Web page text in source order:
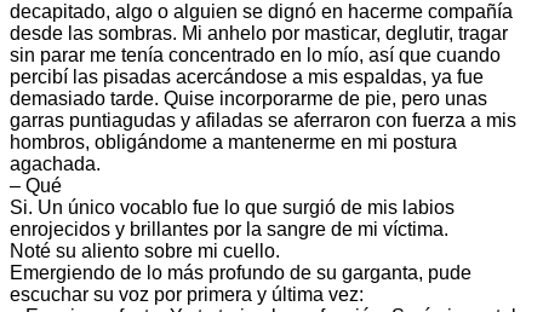
decapitado, algo o alguien se dignó en hacerme compañía
desde las sombras. Mi anhelo por masticar, deglutir, tragar
sin parar me tenía concentrado en lo mío, así que cuando
percibí las pisadas acercándose a mis espaldas, ya fue
demasiado tarde. Quise incorporarme de pie, pero unas
garras puntiagudas y afiladas se aferraron con fuerza a mis
hombros, obligándome a mantenerme en mi postura
agachada.
– Qué
Si. Un único vocablo fue lo que surgió de mis labios
enrojecidos y brillantes por la sangre de mi víctima.
Noté su aliento sobre mi cuello.
Emergiendo de lo más profundo de su garganta, pude
escuchar su voz por primera y última vez: